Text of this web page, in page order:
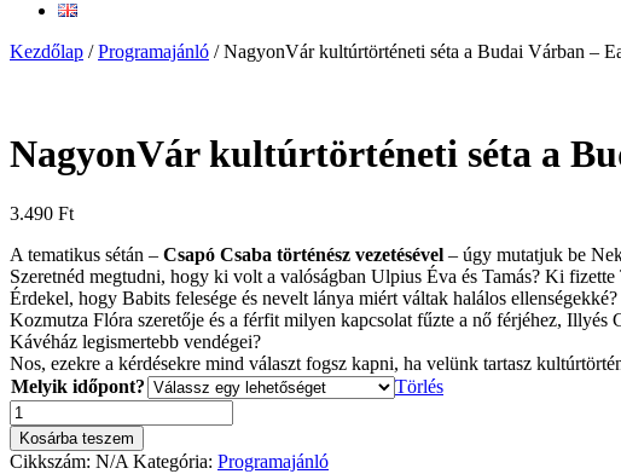
Kezdőlap /Programajánló / NagyonVár kultúrtörténeti séta a Budai Várban –
NagyonVár kultúrtörténeti séta a
3.490 Ft
A tematikus sétán – Csapó Csaba történész vezetésével – úgy mutatjuk be
Szeretnéd megtudni, hogy ki volt a valóságban Ulpius Éva és Tamás? Ki
Érdekel, hogy Babits felesége és nevelt lánya miért váltak halálos
Kozmutza Flóra szeretője és a férfit milyen kapcsolat fűzte a nő férjéhez,
Kávéház legismertebb vendégei?
Nos, ezekre a kérdésekre mind választ fogsz kapni, ha velünk tartasz
Melyik időpont?
Törlés
NagyonVár
kultúrtörténeti
séta
Kosárba teszem
Cikkszám: N/A Kategória: Programajánló